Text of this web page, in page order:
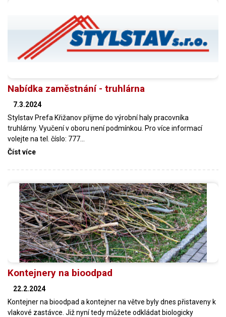
Nabídka zaměstnání - truhlárna
7.3.2024
Stylstav Prefa Křižanov přijme do výrobní haly pracovníka
truhlárny. Vyučení v oboru není podmínkou. Pro více informací
volejte na tel. číslo: 777…
Číst více
Kontejnery na bioodpad
22.2.2024
Kontejner na bioodpad a kontejner na větve byly dnes přistaveny k
vlakové zastávce. Již nyní tedy můžete odkládat biologicky